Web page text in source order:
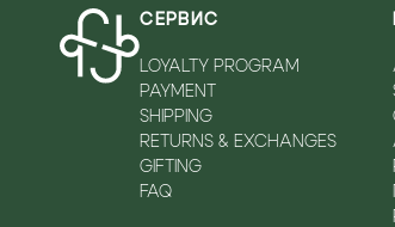
СЕРВИС
LOYALTY PROGRAM
PAYMENT
SHIPPING
RETURNS & EXCHANGES
GIFTING
FAQ